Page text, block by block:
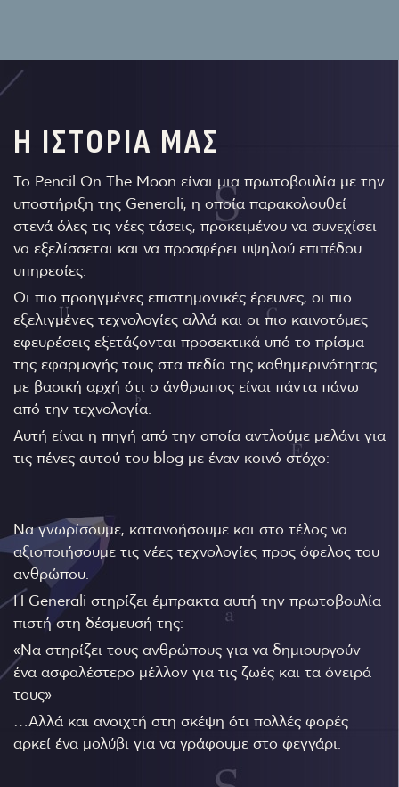
Η ΙΣΤΟΡΙΑ ΜΑΣ
Το Pencil On The Moon είναι μια πρωτοβουλία με την
υποστήριξη της Generali, η οποία παρακολουθεί
στενά όλες τις νέες τάσεις, προκειμένου να συνεχίσει
να εξελίσσεται και να προσφέρει υψηλού επιπέδου
υπηρεσίες.
Οι πιο προηγμένες επιστημονικές έρευνες, οι πιο
εξελιγμένες τεχνολογίες αλλά και οι πιο καινοτόμες
εφευρέσεις εξετάζονται προσεκτικά υπό το πρίσμα
της εφαρμογής τους στα πεδία της καθημερινότητας
με βασική αρχή ότι ο άνθρωπος είναι πάντα πάνω
από την τεχνολογία.
Αυτή είναι η πηγή από την οποία αντλούμε μελάνι για
τις πένες αυτού του blog με έναν κοινό στόχο:
Να γνωρίσουμε, κατανοήσουμε και στο τέλος να
αξιοποιήσουμε τις νέες τεχνολογίες προς όφελος του
ανθρώπου.
Η Generali στηρίζει έμπρακτα αυτή την πρωτοβουλία
πιστή στη δέσμευσή της:
«Να στηρίζει τους ανθρώπους για να δημιουργούν
ένα ασφαλέστερο μέλλον για τις ζωές και τα όνειρά
τους»
…Αλλά και ανοιχτή στη σκέψη ότι πολλές φορές
αρκεί ένα μολύβι για να γράφουμε στο φεγγάρι.